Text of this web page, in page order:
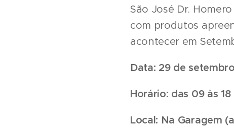
São José Dr.
com produtos
acontecer em
Data: 29 de
Horário: das 09 às 18
Local: Na Garagem